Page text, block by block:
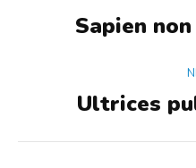
Sapien
Ultrices